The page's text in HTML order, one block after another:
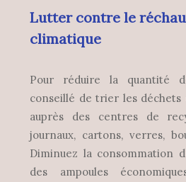
Lutter contre le
climatique
Pour réduire la quantité
conseillé de trier les déchets
auprès des centres de
journaux, cartons, verres,
Diminuez la consommation
des ampoules